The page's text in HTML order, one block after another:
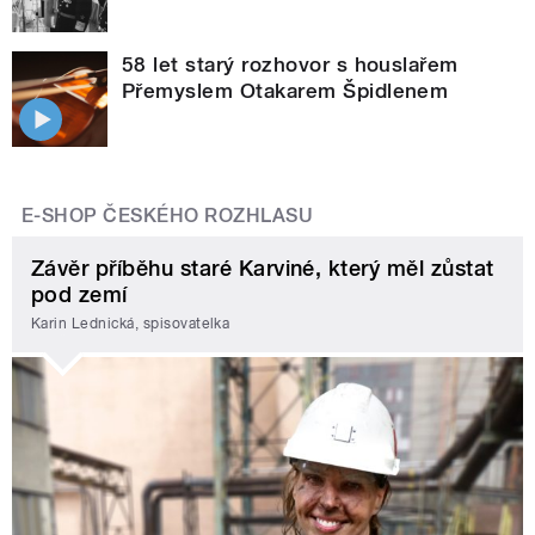
58 let starý rozhovor s houslařem
Přemyslem Otakarem Špidlenem
E-SHOP ČESKÉHO ROZHLASU
Závěr příběhu staré Karviné, který měl zůstat
pod zemí
Karin Lednická, spisovatelka